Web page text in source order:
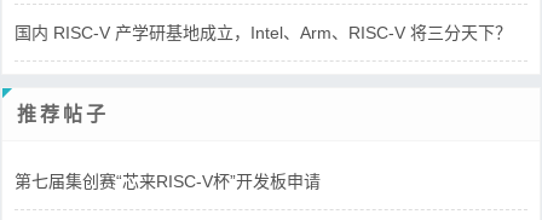
国内 RISC-V 产学研基地成立，Intel、Arm、RISC-V 将三分天下？
推荐帖子
第七届集创赛“芯来RISC-V杯”开发板申请